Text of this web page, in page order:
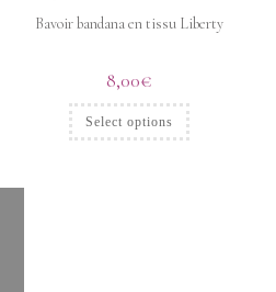
Bavoir bandana en tissu Liberty
8,00€
Select options